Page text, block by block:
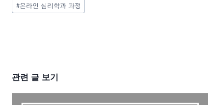
#온라인 심리학과 과정
관련 글 보기